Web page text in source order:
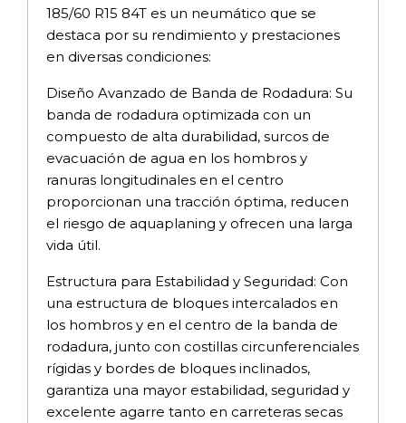
185/60 R15 84T es un neumático que se
destaca por su rendimiento y prestaciones
en diversas condiciones:
Diseño Avanzado de Banda de Rodadura: Su
banda de rodadura optimizada con un
compuesto de alta durabilidad, surcos de
evacuación de agua en los hombros y
ranuras longitudinales en el centro
proporcionan una tracción óptima, reducen
el riesgo de aquaplaning y ofrecen una larga
vida útil.
Estructura para Estabilidad y Seguridad: Con
una estructura de bloques intercalados en
los hombros y en el centro de la banda de
rodadura, junto con costillas circunferenciales
rígidas y bordes de bloques inclinados,
garantiza una mayor estabilidad, seguridad y
excelente agarre tanto en carreteras secas